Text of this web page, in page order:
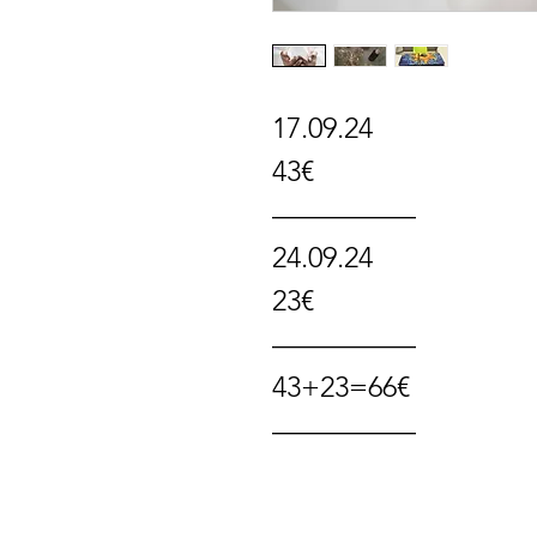
17.09.24
43€
—————
24.09.24
23€
—————
43+23=66€
—————